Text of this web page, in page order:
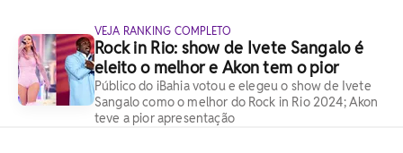
VEJA RANKING COMPLETO
Rock in Rio: show de Ivete Sangalo é
eleito o melhor e Akon tem o pior
Público do iBahia votou e elegeu o show de Ivete
Sangalo como o melhor do Rock in Rio 2024; Akon
teve a pior apresentação